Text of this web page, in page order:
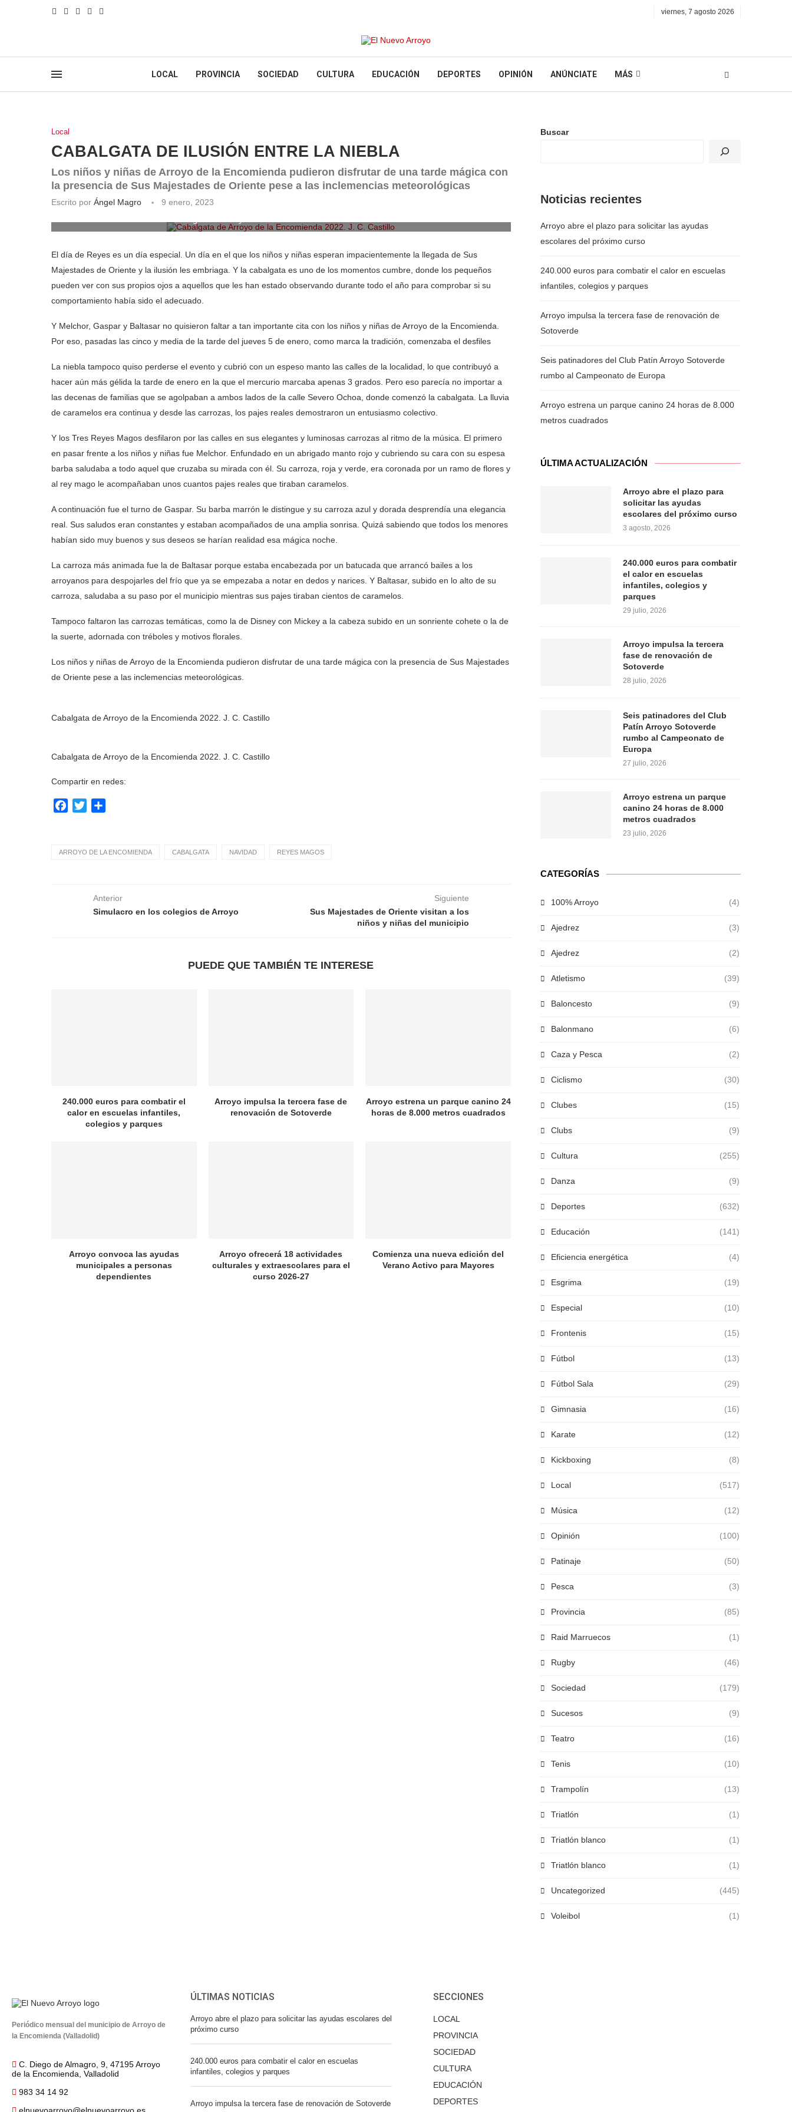
viernes, 7 agosto 2026
LOCAL PROVINCIA SOCIEDAD CULTURA EDUCACIÓN DEPORTES OPINIÓN ANÚNCIATE MÁS
Local
CABALGATA DE ILUSIÓN ENTRE LA NIEBLA
Los niños y niñas de Arroyo de la Encomienda pudieron disfrutar de una tarde mágica con
la presencia de Sus Majestades de Oriente pese a las inclemencias meteorológicas
Escrito por Ángel Magro
9 enero, 2023
El día de Reyes es un día especial. Un día en el que los niños y niñas esperan impacientemente la llegada de Sus
Majestades de Oriente y la ilusión les embriaga. Y la cabalgata es uno de los momentos cumbre, donde los pequeños
pueden ver con sus propios ojos a aquellos que les han estado observando durante todo el año para comprobar si su
comportamiento había sido el adecuado.
Y Melchor, Gaspar y Baltasar no quisieron faltar a tan importante cita con los niños y niñas de Arroyo de la Encomienda.
Por eso, pasadas las cinco y media de la tarde del jueves 5 de enero, como marca la tradición, comenzaba el desfiles
La niebla tampoco quiso perderse el evento y cubrió con un espeso manto las calles de la localidad, lo que contribuyó a
hacer aún más gélida la tarde de enero en la que el mercurio marcaba apenas 3 grados. Pero eso parecía no importar a
las decenas de familias que se agolpaban a ambos lados de la calle Severo Ochoa, donde comenzó la cabalgata. La lluvia
de caramelos era continua y desde las carrozas, los pajes reales demostraron un entusiasmo colectivo.
Y los Tres Reyes Magos desfilaron por las calles en sus elegantes y luminosas carrozas al ritmo de la música. El primero
en pasar frente a los niños y niñas fue Melchor. Enfundado en un abrigado manto rojo y cubriendo su cara con su espesa
barba saludaba a todo aquel que cruzaba su mirada con él. Su carroza, roja y verde, era coronada por un ramo de flores y
al rey mago le acompañaban unos cuantos pajes reales que tiraban caramelos.
A continuación fue el turno de Gaspar. Su barba marrón le distingue y su carroza azul y dorada desprendía una elegancia
real. Sus saludos eran constantes y estaban acompañados de una amplia sonrisa. Quizá sabiendo que todos los menores
habían sido muy buenos y sus deseos se harían realidad esa mágica noche.
La carroza más animada fue la de Baltasar porque estaba encabezada por un batucada que arrancó bailes a los
arroyanos para despojarles del frío que ya se empezaba a notar en dedos y narices. Y Baltasar, subido en lo alto de su
carroza, saludaba a su paso por el municipio mientras sus pajes tiraban cientos de caramelos.
Tampoco faltaron las carrozas temáticas, como la de Disney con Mickey a la cabeza subido en un sonriente cohete o la de
la suerte, adornada con tréboles y motivos florales.
Los niños y niñas de Arroyo de la Encomienda pudieron disfrutar de una tarde mágica con la presencia de Sus Majestades
de Oriente pese a las inclemencias meteorológicas.
Cabalgata de Arroyo de la Encomienda 2022. J. C. Castillo
Cabalgata de Arroyo de la Encomienda 2022. J. C. Castillo
Compartir en redes:
Facebook
Twitter
ARROYO DE LA ENCOMIENDA CABALGATA NAVIDAD REYES MAGOS
Anterior
Simulacro en los colegios de Arroyo
Siguiente
Sus Majestades de Oriente visitan a los
niños y niñas del municipio
PUEDE QUE TAMBIÉN TE INTERESE
240.000 euros para combatir el
calor en escuelas infantiles,
colegios y parques
Arroyo impulsa la tercera fase de
renovación de Sotoverde
Arroyo estrena un parque canino 24
horas de 8.000 metros cuadrados
Arroyo convoca las ayudas
municipales a personas
dependientes
Arroyo ofrecerá 18 actividades
culturales y extraescolares para el
curso 2026-27
Comienza una nueva edición del
Verano Activo para Mayores
Buscar
Noticias recientes
Arroyo abre el plazo para solicitar las ayudas
escolares del próximo curso
240.000 euros para combatir el calor en escuelas
infantiles, colegios y parques
Arroyo impulsa la tercera fase de renovación de
Sotoverde
Seis patinadores del Club Patín Arroyo Sotoverde
rumbo al Campeonato de Europa
Arroyo estrena un parque canino 24 horas de 8.000
metros cuadrados
ÚLTIMA ACTUALIZACIÓN
Arroyo abre el plazo para
solicitar las ayudas
escolares del próximo curso
3 agosto, 2026
240.000 euros para combatir
el calor en escuelas
infantiles, colegios y
parques
29 julio, 2026
Arroyo impulsa la tercera
fase de renovación de
Sotoverde
28 julio, 2026
Seis patinadores del Club
Patín Arroyo Sotoverde
rumbo al Campeonato de
Europa
27 julio, 2026
Arroyo estrena un parque
canino 24 horas de 8.000
metros cuadrados
23 julio, 2026
CATEGORÍAS
100% Arroyo (4)
Ajedrez (3)
Ajedrez (2)
Atletismo (39)
Baloncesto (9)
Balonmano (6)
Caza y Pesca (2)
Ciclismo (30)
Clubes (15)
Clubs (9)
Cultura (255)
Danza (9)
Deportes (632)
Educación (141)
Eficiencia energética (4)
Esgrima (19)
Especial (10)
Frontenis (15)
Fútbol (13)
Fútbol Sala (29)
Gimnasia (16)
Karate (12)
Kickboxing (8)
Local (517)
Música (12)
Opinión (100)
Patinaje (50)
Pesca (3)
Provincia (85)
Raid Marruecos (1)
Rugby (46)
Sociedad (179)
Sucesos (9)
Teatro (16)
Tenis (10)
Trampolín (13)
Triatlón (1)
Triatlón blanco (1)
Triatlón blanco (1)
Uncategorized (445)
Voleibol (1)
Periódico mensual del municipio de Arroyo de
la Encomienda (Valladolid)
C. Diego de Almagro, 9, 47195 Arroyo
de la Encomienda, Valladolid
983 34 14 92
ÚLTIMAS NOTICIAS
Arroyo abre el plazo para solicitar las ayudas escolares del
próximo curso
240.000 euros para combatir el calor en escuelas
infantiles, colegios y parques
Arroyo impulsa la tercera fase de renovación de Sotoverde
SECCIONES
LOCAL
PROVINCIA
SOCIEDAD
CULTURA
EDUCACIÓN
DEPORTES